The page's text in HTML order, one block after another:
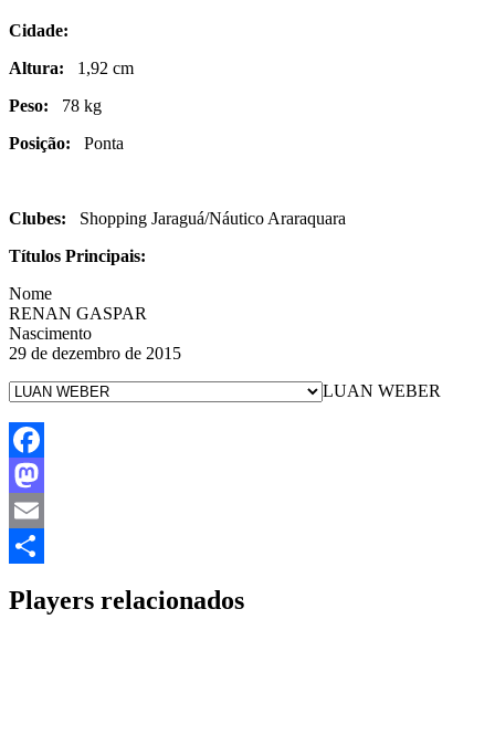
Cidade:
Altura: 1,92 cm
Peso: 78 kg
Posição: Ponta
Clubes: Shopping Jaraguá/Náutico Araraquara
Títulos Principais:
Nome
RENAN GASPAR
Nascimento
29 de dezembro de 2015
LUAN WEBER
Facebook
Mastodon
Email
Players relacionados